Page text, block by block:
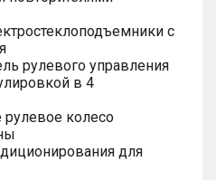
с
рулевого управления
в 4
колесо
для